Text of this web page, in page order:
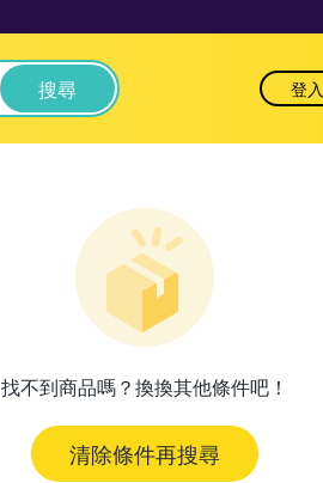
搜尋 登入
找不到商品嗎？換換其他條件吧！
清除條件再搜尋